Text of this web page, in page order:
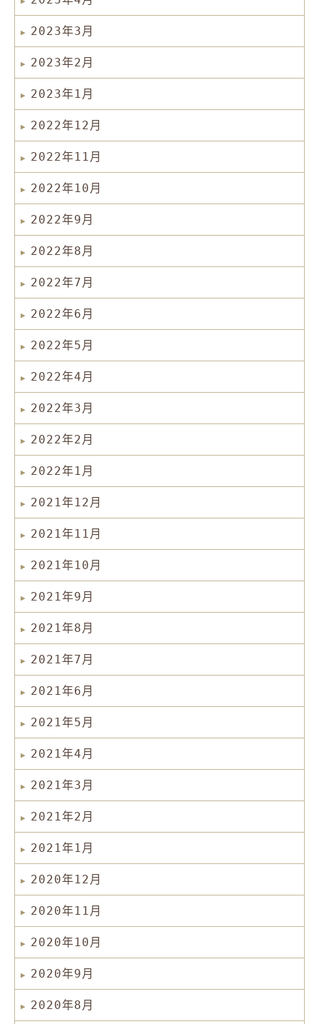
2023年3月
2023年2月
2023年1月
2022年12月
2022年11月
2022年10月
2022年9月
2022年8月
2022年7月
2022年6月
2022年5月
2022年4月
2022年3月
2022年2月
2022年1月
2021年12月
2021年11月
2021年10月
2021年9月
2021年8月
2021年7月
2021年6月
2021年5月
2021年4月
2021年3月
2021年2月
2021年1月
2020年12月
2020年11月
2020年10月
2020年9月
2020年8月